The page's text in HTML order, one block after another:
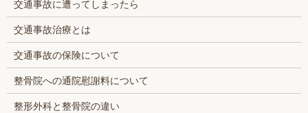
交通事故に遭ってしまったら
交通事故治療とは
交通事故の保険について
整骨院への通院慰謝料について
整形外科と整骨院の違い